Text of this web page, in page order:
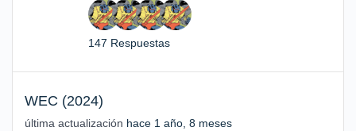
147 Respuestas
WEC (2024)
última actualización hace 1 año, 8 meses